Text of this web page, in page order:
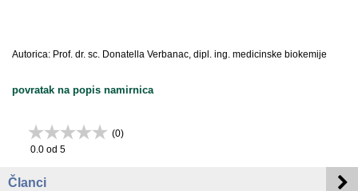
Autorica: Prof. dr. sc. Donatella Verbanac, dipl. ing. medicinske biokemije
povratak na popis namirnica
(0)
0.0 od 5
Članci